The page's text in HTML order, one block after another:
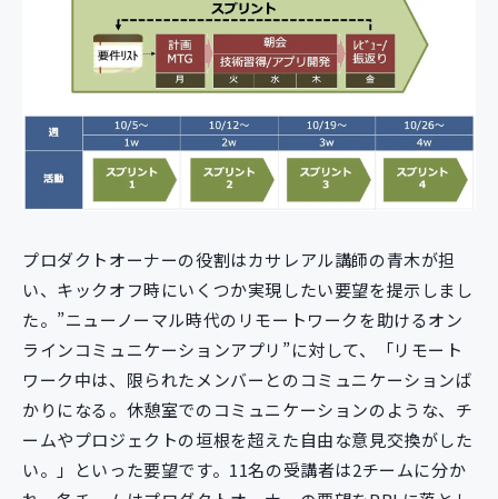
プロダクトオーナーの役割はカサレアル講師の青木が担
い、キックオフ時にいくつか実現したい要望を提示しまし
た。”ニューノーマル時代のリモートワークを助けるオン
ラインコミュニケーションアプリ”に対して、「リモート
ワーク中は、限られたメンバーとのコミュニケーションば
かりになる。休憩室でのコミュニケーションのような、チ
ームやプロジェクトの垣根を超えた自由な意見交換がした
い。」といった要望です。11名の受講者は2チームに分か